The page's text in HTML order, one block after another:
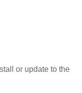
il cervello
or update to the